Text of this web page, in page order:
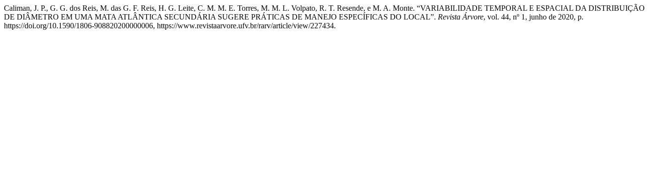
Caliman, J. P., G. G. dos Reis, M. das G. F. Reis, H. G. Leite, C. M. M. E. Torres, M. M. L. Volpato, R. T. Resende, e M. A. Monte. “VARIABILIDADE TEMPORAL E ESPACIAL DA DISTRIBUIÇÃO
DE DIÂMETRO EM UMA MATA ATLÂNTICA SECUNDÁRIA SUGERE PRÁTICAS DE MANEJO ESPECÍFICAS DO LOCAL”. Revista Árvore, vol. 44, nº 1, junho de 2020, p.
https://doi.org/10.1590/1806-908820200000006, https://www.revistaarvore.ufv.br/rarv/article/view/227434.